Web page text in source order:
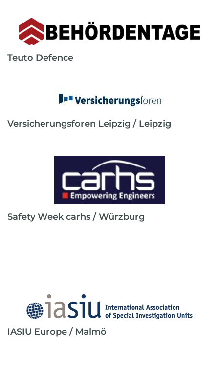
Teuto Defence
Versicherungsforen Leipzig / Leipzig
Safety Week carhs / Würzburg
IASIU Europe / Malmö